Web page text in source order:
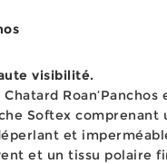
visibilité.
Roan’Panchos
Softex comprenant
et
et un tissu polaire